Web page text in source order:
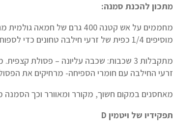
מתכון להכנת סמנה:
מחממים על אש קטנה 400 גרם
מוסיפים 1/4 כפית של זרעי חילבה טחונים כדי לספוח את המוצקים שבחמאה ושאריות החלב ומי החלב שבחמאה.
מתקבלות 3 שכבות: שכבה עליונה – פסולת
זרעי החילבה עם חומרי הספיחה- מרחיקים את
מאחסנים במקום חשוך, מקורר ומאוורר וכך
תפקידיו של ויטמין D